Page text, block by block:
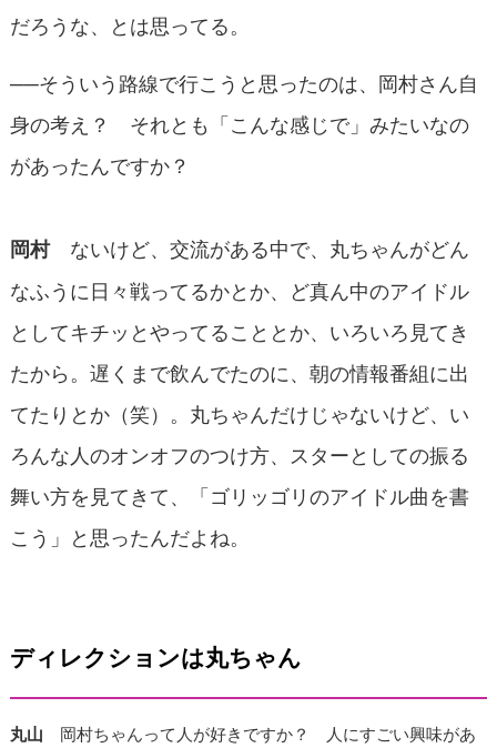
だろうな、とは思ってる。
──そういう路線で行こうと思ったのは、岡村さん自
身の考え？ それとも「こんな感じで」みたいなの
があったんですか？
岡村ないけど、交流がある中で、丸ちゃんがどん
なふうに日々戦ってるかとか、ど真ん中のアイドル
としてキチッとやってることとか、いろいろ見てき
たから。遅くまで飲んでたのに、朝の情報番組に出
てたりとか（笑）。丸ちゃんだけじゃないけど、い
ろんな人のオンオフのつけ方、スターとしての振る
舞い方を見てきて、「ゴリッゴリのアイドル曲を書
こう」と思ったんだよね。
ディレクションは丸ちゃん
丸山 岡村ちゃんって人が好きですか？ 人にすごい興味があ